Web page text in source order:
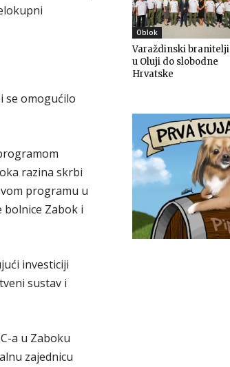
se omogućilo
razina skrbi
programu u
bolnice Zabok i
investiciji
sustav i
a u Zaboku
zajednicu
Oblok
Varaždinski branitelji
u Oluji do slobodne
Hrvatske